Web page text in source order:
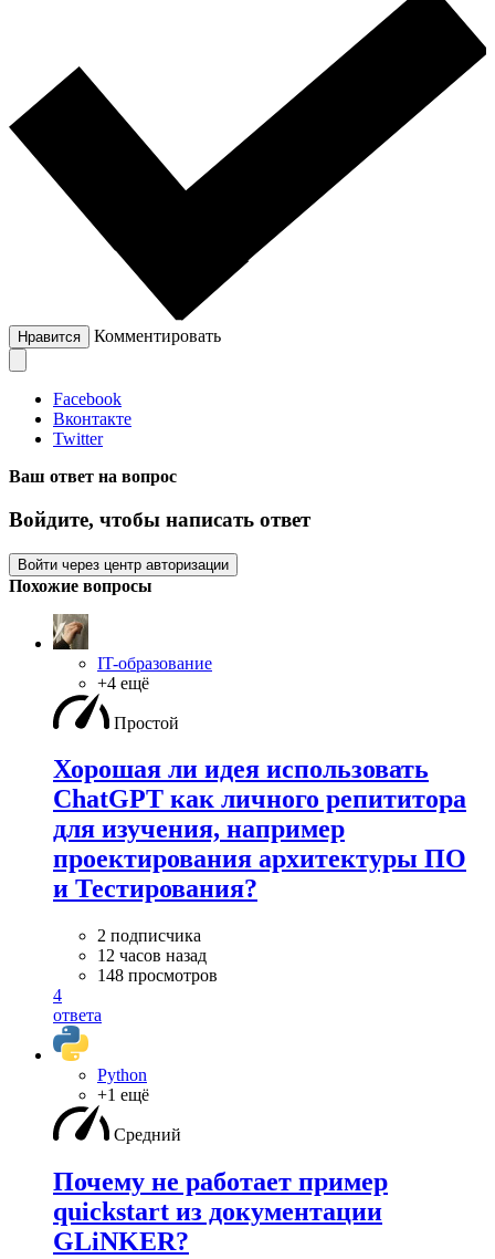
Нравится Комментировать
Facebook
Вконтакте
Twitter
Ваш ответ на вопрос
Войдите, чтобы написать ответ
Войти через центр авторизации
Похожие вопросы
IT-образование
+4 ещё
Простой
Хорошая ли идея использовать
ChatGPT как личного репититора
для изучения, например
проектирования архитектуры ПО
и Тестирования?
2 подписчика
12 часов назад
148 просмотров
4
ответа
Python
+1 ещё
Средний
Почему не работает пример
quickstart из документации
GLiNKER?